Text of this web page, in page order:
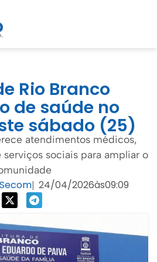
Rio Branco
de saúde no
sábado (25)
atendimentos médicos,
serviços sociais para ampliar o
| 24/04/2026às09:09